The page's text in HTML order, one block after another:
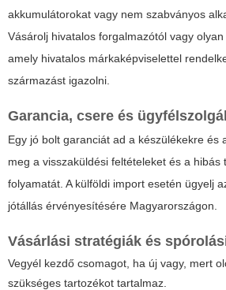
akkumulátorokat vagy nem szabványos
Vásárolj hivatalos forgalmazótól vagy olyan
amely hivatalos márkaképviselettel
származást igazolni.
Garancia, csere és
Egy jó bolt garanciát ad a készülékekre és
meg a visszaküldési feltételeket és a hibás
folyamatát. A külföldi import esetén ügyelj
jótállás érvényesítésére Magyarországon.
Vásárlási stratégiák és
Vegyél kezdő csomagot, ha új vagy, mert
szükséges tartozékot tartalmaz.